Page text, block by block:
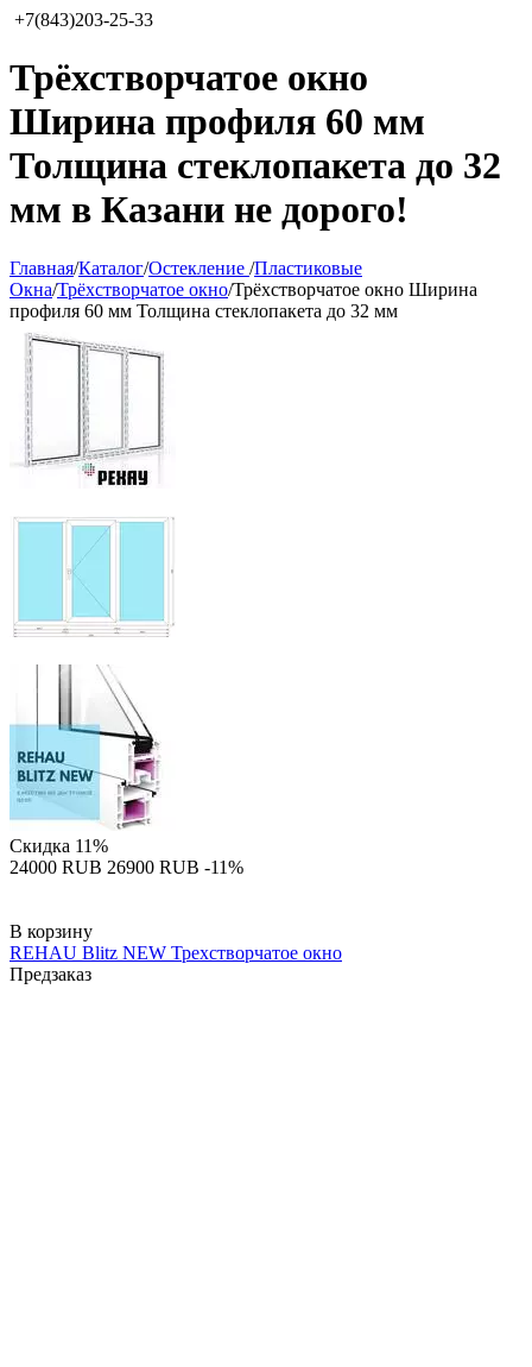
+7(843)203-25-33
Трёхстворчатое окно
Ширина профиля 60 мм
Толщина стеклопакета до 32
мм в Казани не дорого!
Главная/Каталог/Остекление /Пластиковые
Окна/Трёхстворчатое окно/Трёхстворчатое окно Ширина
профиля 60 мм Толщина стеклопакета до 32 мм
Скидка 11%
‍24000‍ RUB ‍26900‍ RUB -11%
В корзину
REHAU Blitz NEW Трехстворчатое окно
Предзаказ